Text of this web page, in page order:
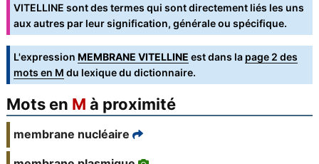
VITELLINE sont des termes qui sont directement liés les uns
aux autres par leur signification, générale ou spécifique.
L'expression MEMBRANE VITELLINE est dans la page 2 des
mots en M du lexique du dictionnaire.
Mots en M à proximité
membrane nucléaire